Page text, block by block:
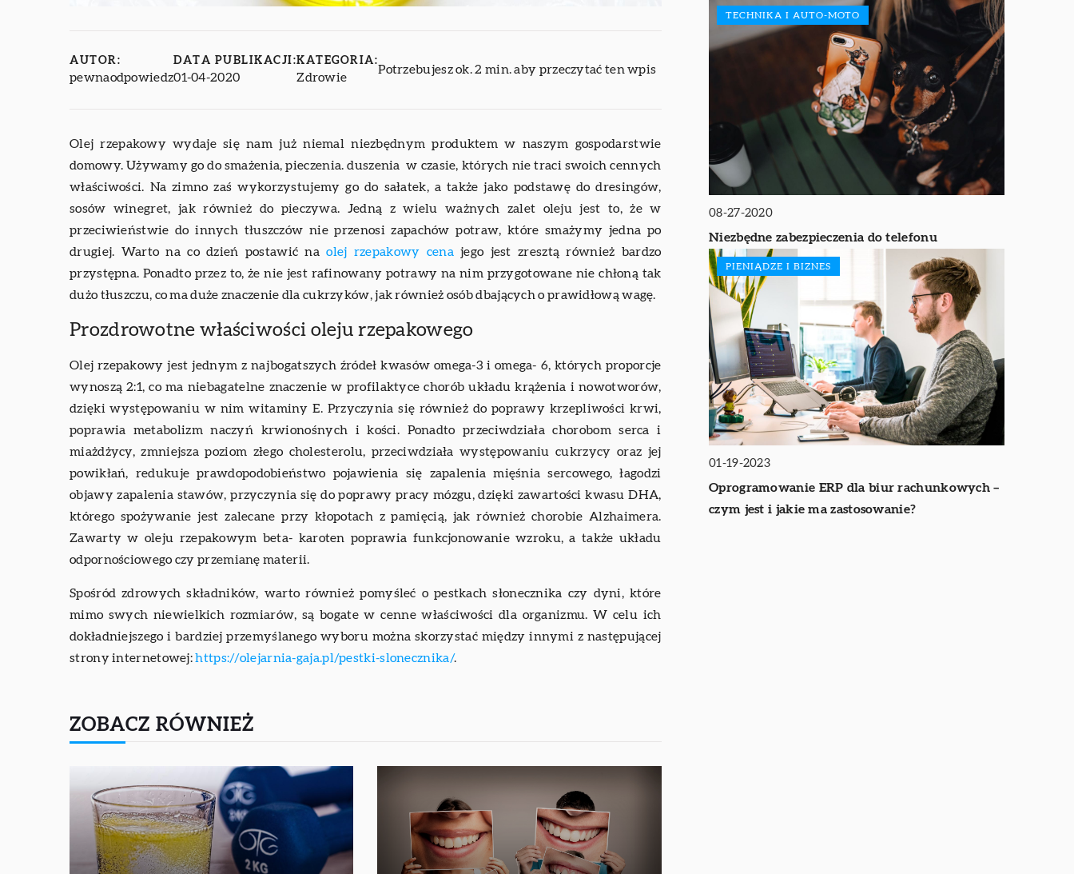
AUTOR:
pewnaodpowiedz
DATA PUBLIKACJI:
01-04-2020
KATEGORIA:
Zdrowie
Potrzebujesz ok. 2 min. aby przeczytać ten wpis
Olej rzepakowy wydaje się nam już niemal niezbędnym produktem w naszym gospodarstwie
domowy. Używamy go do smażenia, pieczenia. duszenia w czasie, których nie traci swoich cennych
właściwości. Na zimno zaś wykorzystujemy go do sałatek, a także jako podstawę do dresingów,
sosów winegret, jak również do pieczywa. Jedną z wielu ważnych zalet oleju jest to, że w
przeciwieństwie do innych tłuszczów nie przenosi zapachów potraw, które smażymy jedna po
drugiej. Warto na co dzień postawić naolej rzepakowy cenajego jest zresztą również bardzo
przystępna. Ponadto przez to, że nie jest rafinowany potrawy na nim przygotowane nie chłoną tak
dużo tłuszczu, co ma duże znaczenie dla cukrzyków, jak również osób dbających o prawidłową wagę.
Prozdrowotne właściwości oleju rzepakowego
Olej rzepakowy jest jednym z najbogatszych źródeł kwasów omega-3 i omega- 6, których proporcje
wynoszą 2:1, co ma niebagatelne znaczenie w profilaktyce chorób układu krążenia i nowotworów,
dzięki występowaniu w nim witaminy E. Przyczynia się również do poprawy krzepliwości krwi,
poprawia metabolizm naczyń krwionośnych i kości. Ponadto przeciwdziała chorobom serca i
miażdżycy, zmniejsza poziom złego cholesterolu, przeciwdziała występowaniu cukrzycy oraz jej
powikłań, redukuje prawdopodobieństwo pojawienia się zapalenia mięśnia sercowego, łagodzi
objawy zapalenia stawów, przyczynia się do poprawy pracy mózgu, dzięki zawartości kwasu DHA,
którego spożywanie jest zalecane przy kłopotach z pamięcią, jak również chorobie Alzhaimera.
Zawarty w oleju rzepakowym beta- karoten poprawia funkcjonowanie wzroku, a także układu
odpornościowego czy przemianę materii.
Spośród zdrowych składników, warto również pomyśleć o pestkach słonecznika czy dyni, które
mimo swych niewielkich rozmiarów, są bogate w cenne właściwości dla organizmu. W celu ich
dokładniejszego i bardziej przemyślanego wyboru można skorzystać między innymi z następującej
strony internetowej:https://olejarnia-gaja.pl/pestki-slonecznika/.
ZOBACZ RÓWNIEŻ
TECHNIKA I AUTO-MOTO
08-27-2020
Niezbędne zabezpieczenia do telefonu
PIENIĄDZE I BIZNES
01-19-2023
Oprogramowanie ERP dla biur rachunkowych –
czym jest i jakie ma zastosowanie?